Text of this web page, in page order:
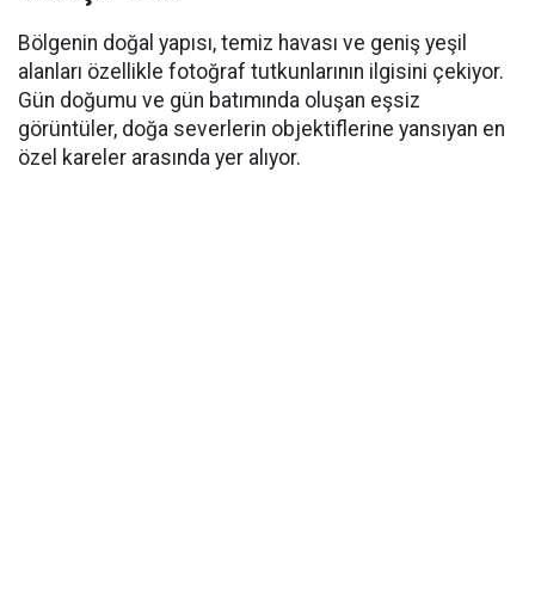
Bölgenin doğal yapısı, temiz havası ve geniş yeşil
alanları özellikle fotoğraf tutkunlarının ilgisini çekiyor.
Gün doğumu ve gün batımında oluşan eşsiz
görüntüler, doğa severlerin objektiflerine yansıyan en
özel kareler arasında yer alıyor.